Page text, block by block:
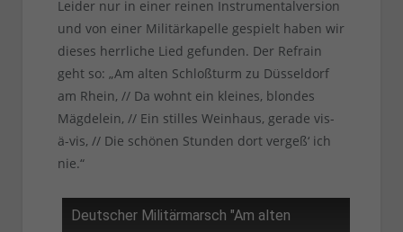
Leider nur in einer reinen Instrumentalversion
und von einer Militärkapelle gespielt haben wir
dieses herrliche Lied gefunden. Der Refrain
geht so: „Am alten Schloßturm zu Düsseldorf
am Rhein, // Da wohnt ein kleines, blondes
Mägdelein, // Ein stilles Weinhaus, gerade vis-
ä-vis, // Die schönen Stunden dort vergeß‘ ich
nie.“
Deutscher Militärmarsch "Am alten